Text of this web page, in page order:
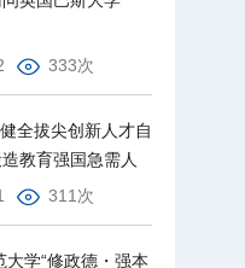
333次
全拔尖创新人才自
教育强国急需人
311次
学“修政德・强本